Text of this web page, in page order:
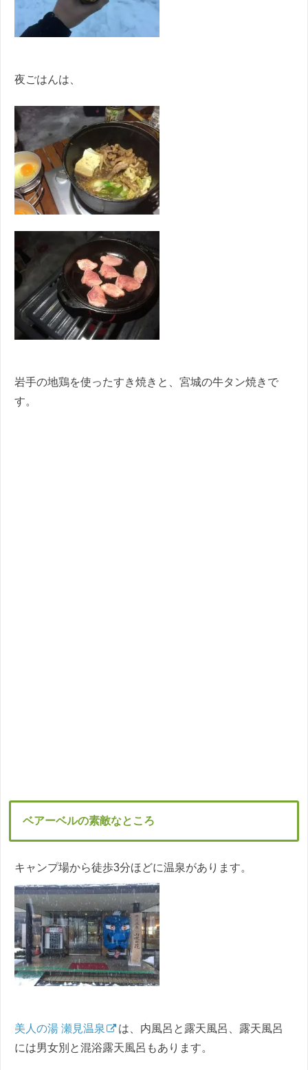
夜ごはんは、
岩手の地鶏を使ったすき焼きと、宮城の牛タン焼きで
す。
ベアーベルの素敵なところ
キャンプ場から徒歩3分ほどに温泉があります。
美人の湯 瀬見温泉
は、内風呂と露天風呂、露天風呂
には男女別と混浴露天風呂もあります。